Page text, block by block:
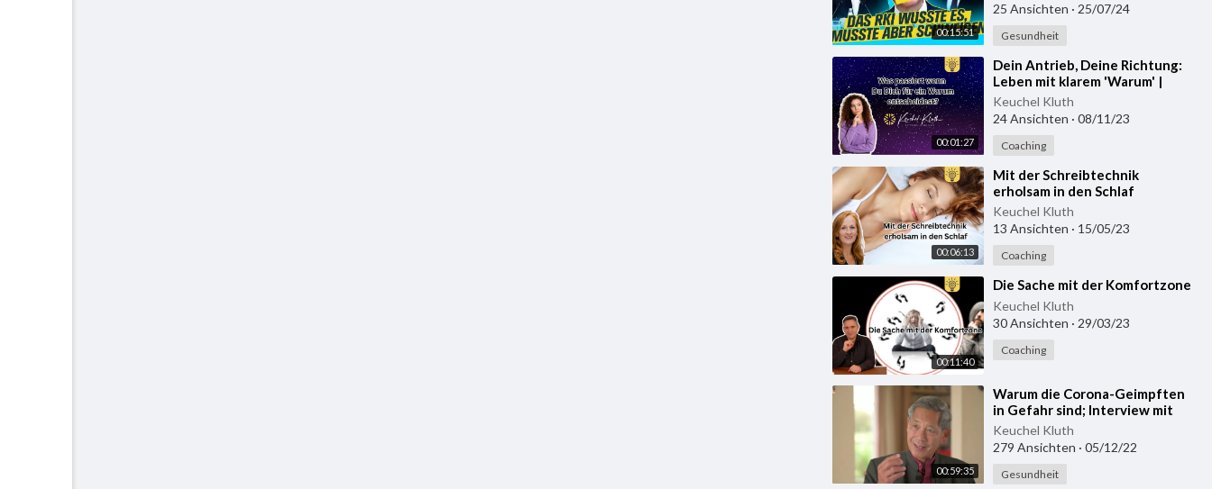
00:15:51
25 Ansichten · 25/07/24
Gesundheit
00:01:27
⁣Dein Antrieb, Deine Richtung:
Leben mit klarem 'Warum' |
Keuchel-Kluth Inspiration
Keuchel Kluth
24 Ansichten · 08/11/23
Coaching
00:06:13
⁣Mit der Schreibtechnik
erholsam in den Schlaf
Keuchel Kluth
13 Ansichten · 15/05/23
Coaching
00:11:40
⁣Die Sache mit der Komfortzone
Keuchel Kluth
30 Ansichten · 29/03/23
Coaching
00:59:35
⁣Warum die Corona-Geimpften
in Gefahr sind; Interview mit
Prof Bhakdi 26 11 2022
Keuchel Kluth
279 Ansichten · 05/12/22
Gesundheit